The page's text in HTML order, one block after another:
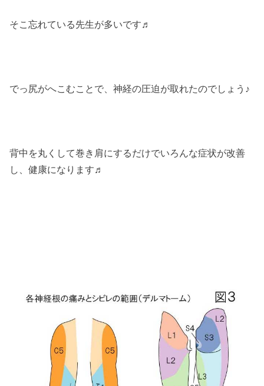
そこ忘れている先生が多いです♬
でっ尻がへこむことで、神経の圧迫が取れたのでしょう♪
背中を丸くして巻き肩にするだけでいろんな症状が改善
し、健康になります♬